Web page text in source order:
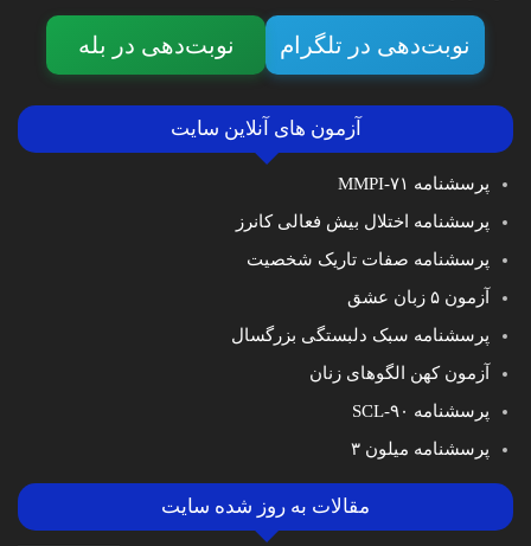
نوبت‌دهی در تلگرام نوبت‌دهی در بله
آزمون های آنلاین سایت
پرسشنامه MMPI-۷۱
پرسشنامه اختلال بیش فعالی کانرز
پرسشنامه صفات تاریک شخصیت
آزمون ۵ زبان عشق
پرسشنامه سبک دلبستگی بزرگسال
آزمون کهن الگوهای زنان
پرسشنامه SCL-۹۰
پرسشنامه میلون ۳
مقالات به روز شده سایت